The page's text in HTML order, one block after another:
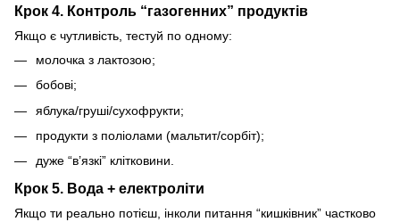
Крок 4. Контроль “газогенних” продуктів
Якщо є чутливість, тестуй по одному:
молочка з лактозою;
бобові;
яблука/груші/сухофрукти;
продукти з поліолами (мальтит/сорбіт);
дуже “в’язкі” клітковини.
Крок 5. Вода + електроліти
Якщо ти реально потієш, інколи питання “кишківник” частково